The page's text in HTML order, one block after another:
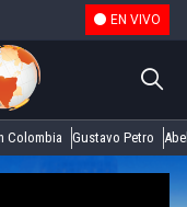
EN VIVO
Colombia Gustavo Petro